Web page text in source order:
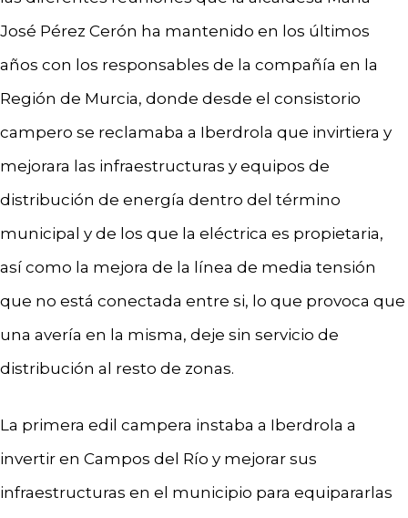
José Pérez Cerón ha mantenido en los últimos
años con los responsables de la compañía en la
Región de Murcia, donde desde el consistorio
campero se reclamaba a Iberdrola que invirtiera y
mejorara las infraestructuras y equipos de
distribución de energía dentro del término
municipal y de los que la eléctrica es propietaria,
así como la mejora de la línea de media tensión
que no está conectada entre si, lo que provoca que
una avería en la misma, deje sin servicio de
distribución al resto de zonas.
La primera edil campera instaba a Iberdrola a
invertir en Campos del Río y mejorar sus
infraestructuras en el municipio para equipararlas